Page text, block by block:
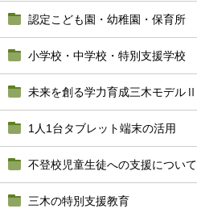
認定こども園・幼稚園・保育所
小学校・中学校・特別支援学校
未来を創る学力育成三木モデルⅡ
1人1台タブレット端末の活用
不登校児童生徒への支援について
三木の特別支援教育